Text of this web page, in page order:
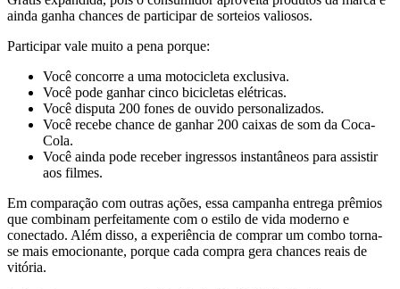
ainda ganha chances de participar de sorteios valiosos.
Participar vale muito a pena porque:
Você concorre a uma motocicleta exclusiva.
Você pode ganhar cinco bicicletas elétricas.
Você disputa 200 fones de ouvido personalizados.
Você recebe chance de ganhar 200 caixas de som da Coca-
Cola.
Você ainda pode receber ingressos instantâneos para assistir
aos filmes.
Em comparação com outras ações, essa campanha entrega prêmios
que combinam perfeitamente com o estilo de vida moderno e
conectado. Além disso, a experiência de comprar um combo torna-
se mais emocionante, porque cada compra gera chances reais de
vitória.